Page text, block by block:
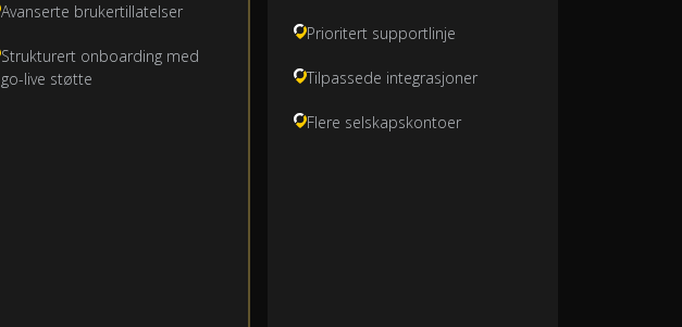
Avanserte brukertillatelser
Strukturert onboarding med
go-live støtte
Prioritert supportlinje
Tilpassede integrasjoner
Flere selskapskontoer